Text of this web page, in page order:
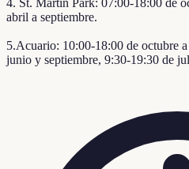
4. St. Martin Park: 07:00-18:00 de
abril a septiembre.
5.Acuario: 10:00-18:00 de octubre
junio y septiembre, 9:30-19:30 de